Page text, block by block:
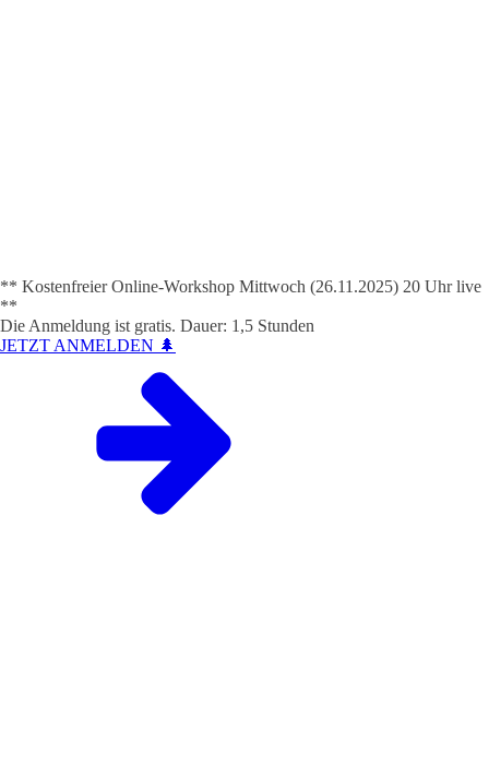
** Kostenfreier Online-Workshop Mittwoch (26.11.2025) 20 Uhr live
**
Die Anmeldung ist gratis. Dauer: 1,5 Stunden
JETZT ANMELDEN 🌲